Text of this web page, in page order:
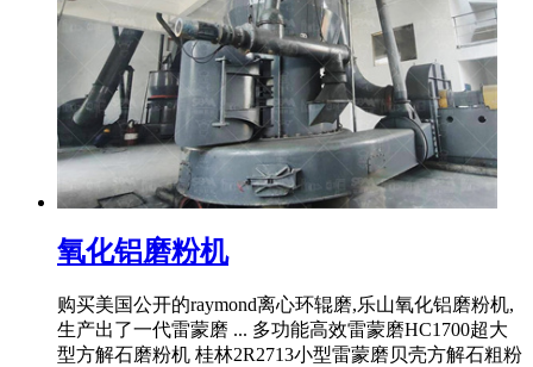
氧化铝磨粉机
购买美国公开的raymond离心环辊磨,乐山氧化铝磨粉机,
生产出了一代雷蒙磨 ... 多功能高效雷蒙磨HC1700超大
型方解石磨粉机 桂林2R2713小型雷蒙磨贝壳方解石粗粉